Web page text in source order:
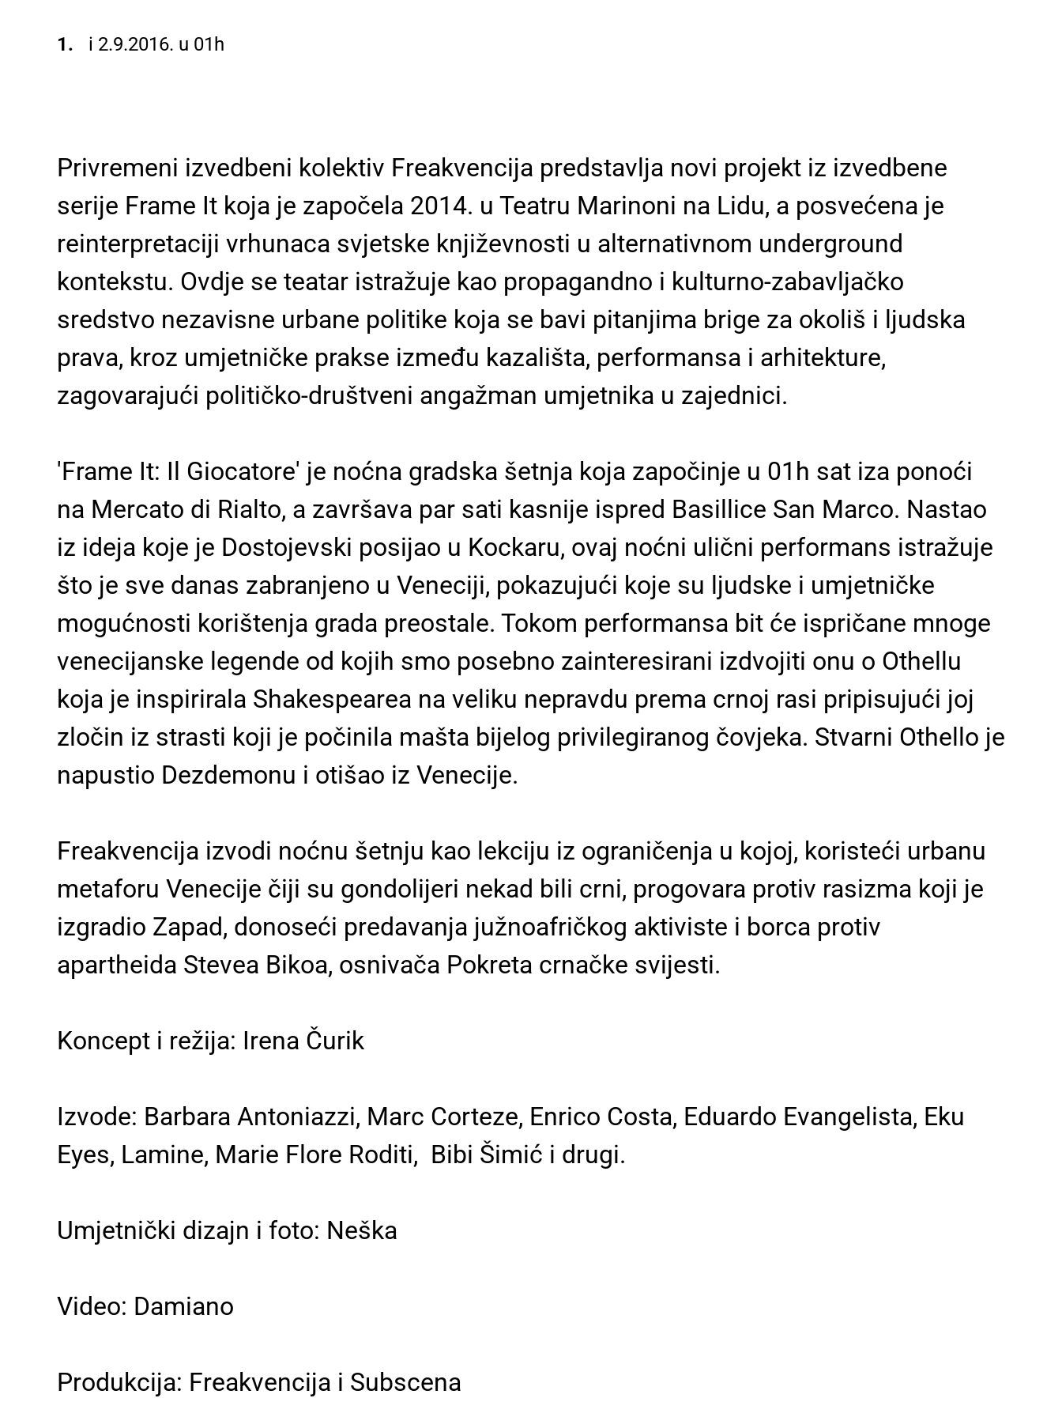
i 2.9.2016. u 01h
Privremeni izvedbeni kolektiv Freakvencija predstavlja novi projekt iz izvedbene
serije Frame It koja je započela 2014. u Teatru Marinoni na Lidu, a posvećena je
reinterpretaciji vrhunaca svjetske književnosti u alternativnom underground
kontekstu. Ovdje se teatar istražuje kao propagandno i kulturno-zabavljačko
sredstvo nezavisne urbane politike koja se bavi pitanjima brige za okoliš i ljudska
prava, kroz umjetničke prakse između kazališta, performansa i arhitekture,
zagovarajući političko-društveni angažman umjetnika u zajednici.
'Frame It: Il Giocatore' je noćna gradska šetnja koja započinje u 01h sat iza ponoći
na Mercato di Rialto, a završava par sati kasnije ispred Basillice San Marco. Nastao
iz ideja koje je Dostojevski posijao u Kockaru, ovaj noćni ulični performans istražuje
što je sve danas zabranjeno u Veneciji, pokazujući koje su ljudske i umjetničke
mogućnosti korištenja grada preostale. Tokom performansa bit će ispričane mnoge
venecijanske legende od kojih smo posebno zainteresirani izdvojiti onu o Othellu
koja je inspirirala Shakespearea na veliku nepravdu prema crnoj rasi pripisujući joj
zločin iz strasti koji je počinila mašta bijelog privilegiranog čovjeka. Stvarni Othello je
napustio Dezdemonu i otišao iz Venecije.
Freakvencija izvodi noćnu šetnju kao lekciju iz ograničenja u kojoj, koristeći urbanu
metaforu Venecije čiji su gondolijeri nekad bili crni, progovara protiv rasizma koji je
izgradio Zapad, donoseći predavanja južnoafričkog aktiviste i borca protiv
apartheida Stevea Bikoa, osnivača Pokreta crnačke svijesti.
Koncept i režija: Irena Čurik
Izvode: Barbara Antoniazzi, Marc Corteze, Enrico Costa, Eduardo Evangelista, Eku
Eyes, Lamine, Marie Flore Roditi, Bibi Šimić i drugi.
Umjetnički dizajn i foto: Neška
Video: Damiano
Produkcija: Freakvencija i Subscena